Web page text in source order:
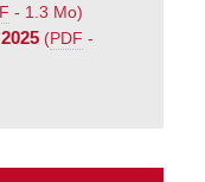
- 1.3 Mo)
(PDF -